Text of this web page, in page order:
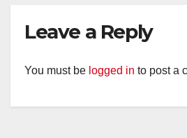
Leave a Reply
You must be logged in to post a